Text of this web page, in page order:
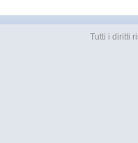
Tutti i diritti